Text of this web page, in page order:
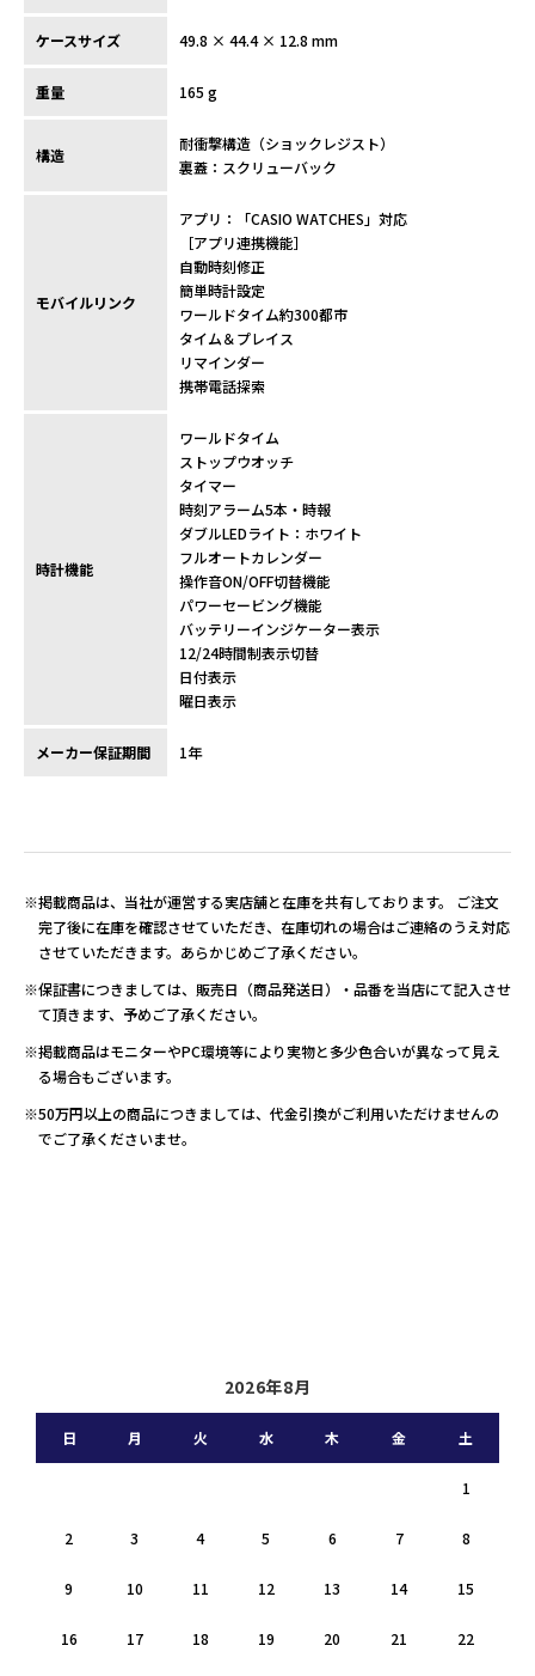
ケースサイズ 49.8 × 44.4 × 12.8 mm
重量 165 g
構造
耐衝撃構造（ショックレジスト）
裏蓋：スクリューバック
モバイルリンク
アプリ：「CASIO WATCHES」対応
［アプリ連携機能］
自動時刻修正
簡単時計設定
ワールドタイム約300都市
タイム＆プレイス
リマインダー
携帯電話探索
時計機能
ワールドタイム
ストップウオッチ
タイマー
時刻アラーム5本・時報
ダブルLEDライト：ホワイト
フルオートカレンダー
操作音ON/OFF切替機能
パワーセービング機能
バッテリーインジケーター表示
12/24時間制表示切替
日付表示
曜日表示
メーカー保証期間 1年
※掲載商品は、当社が運営する実店舗と在庫を共有しております。 ご注文
完了後に在庫を確認させていただき、在庫切れの場合はご連絡のうえ対応
させていただきます。あらかじめご了承ください。
※保証書につきましては、販売日（商品発送日）・品番を当店にて記入させ
て頂きます、予めご了承ください。
※掲載商品はモニターやPC環境等により実物と多少色合いが異なって見え
る場合もございます。
※50万円以上の商品につきましては、代金引換がご利用いただけませんの
でご了承くださいませ。
2026年8月
日 月 火 水 木 金 土
1
2 3 4 5 6 7 8
9 10 11 12 13 14 15
16 17 18 19 20 21 22